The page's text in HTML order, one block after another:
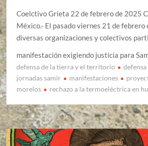
Coelctivo Grieta 22 de febrero de 2025
México.- El pasado viernes 21 de febrero
diversas organizaciones y colectivos
manifestación exigiendo justicia para
defensa de la tierra y el territorio
jornadas samir
manifestaciones
morelos
rechazo a la termoeléctrica en